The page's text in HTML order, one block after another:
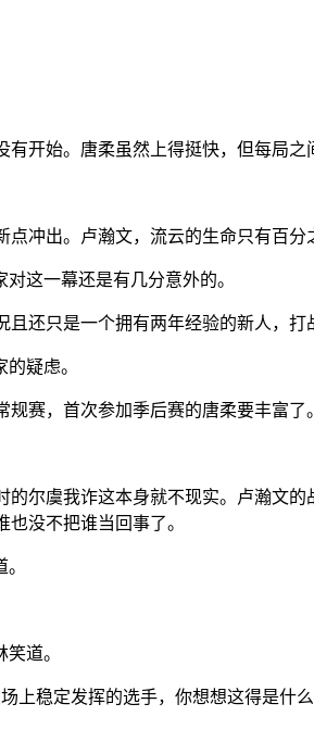
开始。唐柔虽然上得挺快，但每局
冲出。卢瀚文，流云的生命只有百分
这一幕还是有几分意外的。
还只是一个拥有两年经验的新人，打
疑虑。
赛，首次参加季后赛的唐柔要丰富了。
尔虞我诈这本身就不现实。卢瀚文
没不把谁当回事了。
道。
上稳定发挥的选手，你想想这得是什么